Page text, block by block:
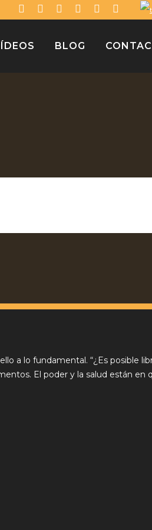
BLOG
a lo fundamental. “¿Es posible
El poder y la salud están en